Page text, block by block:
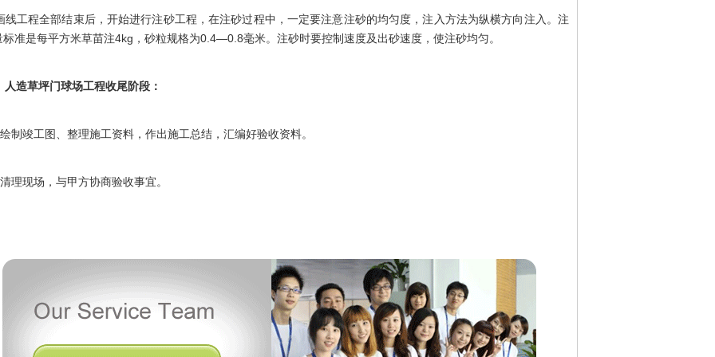
工程全部结束后，开始进行注砂工程，在注砂过程中，一定要注意注砂的均匀度，注入方法为纵横方向注入。注
标准是每平方米草苗注4kg，砂粒规格为0.4—0.8毫米。注砂时要控制速度及出砂速度，使注砂均匀。
造草坪门球场工程收尾阶段：
制竣工图、整理施工资料，作出施工总结，汇编好验收资料。
理现场，与甲方协商验收事宜。